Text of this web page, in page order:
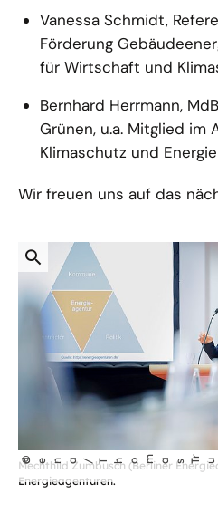
Vanessa Schmidt,
Förderung
für Wirtschaft und
Bernhard Herrmann,
Grünen, u.a. Mitglied im
Klimaschutz und Energie
Wir freuen uns auf das
öffnet
Bild
©
dena/Tho m
as T r
ut s
che
Mechthild Zumbusch (Berliner
Energieagenturen.